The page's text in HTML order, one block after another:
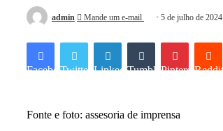
admin Mande um e-mail 5 de julho de 2024
FacebookTwitter LinkedinTumblr PinterestReddit
Fonte e foto: assesoria de imprensa